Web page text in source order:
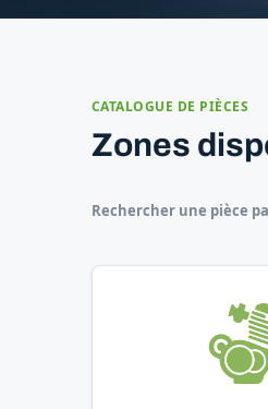
CATALOGUE DE PIÈCES
Zones
Rechercher une pièce